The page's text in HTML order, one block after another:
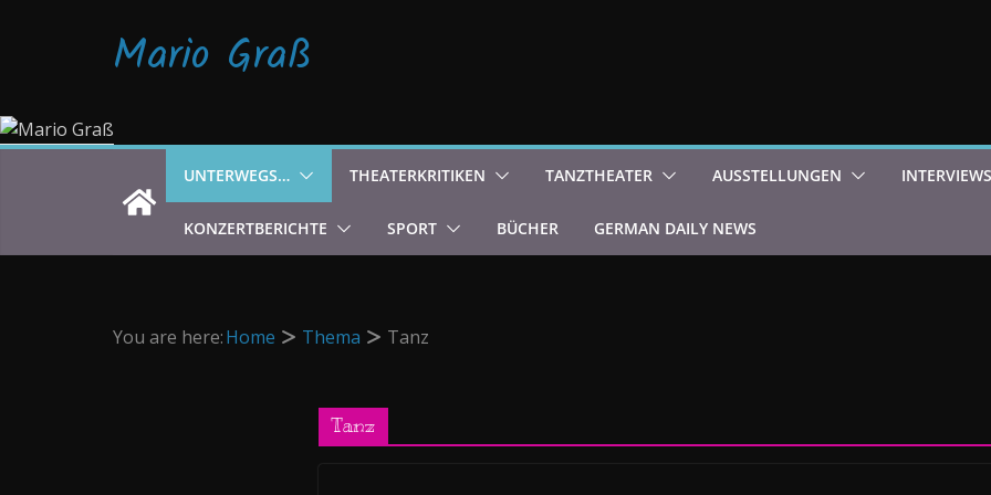
Mario Graß
UNTERWEGS… THEATERKRITIKEN TANZTHEATER AUSSTELLUNGEN INTERVIEWS
KONZERTBERICHTE SPORT BÜCHER GERMAN DAILY NEWS
You are here:Home Thema Tanz
Tanz